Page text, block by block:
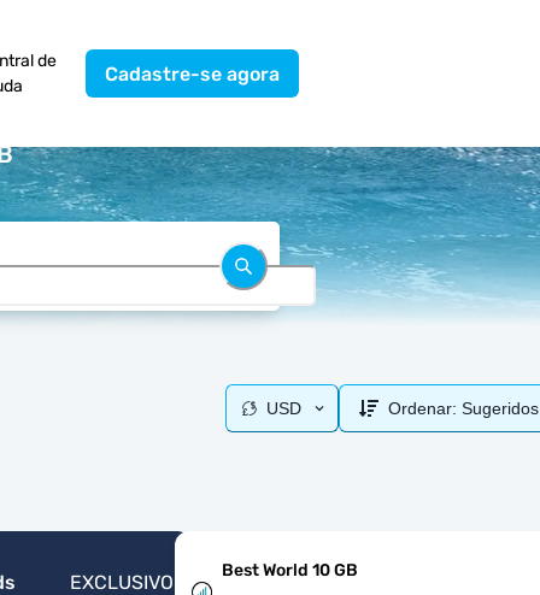
de
Cadastre-se agora
USD Ordenar: Sugeridos
EXCLUSIVO
Best World 10 GB